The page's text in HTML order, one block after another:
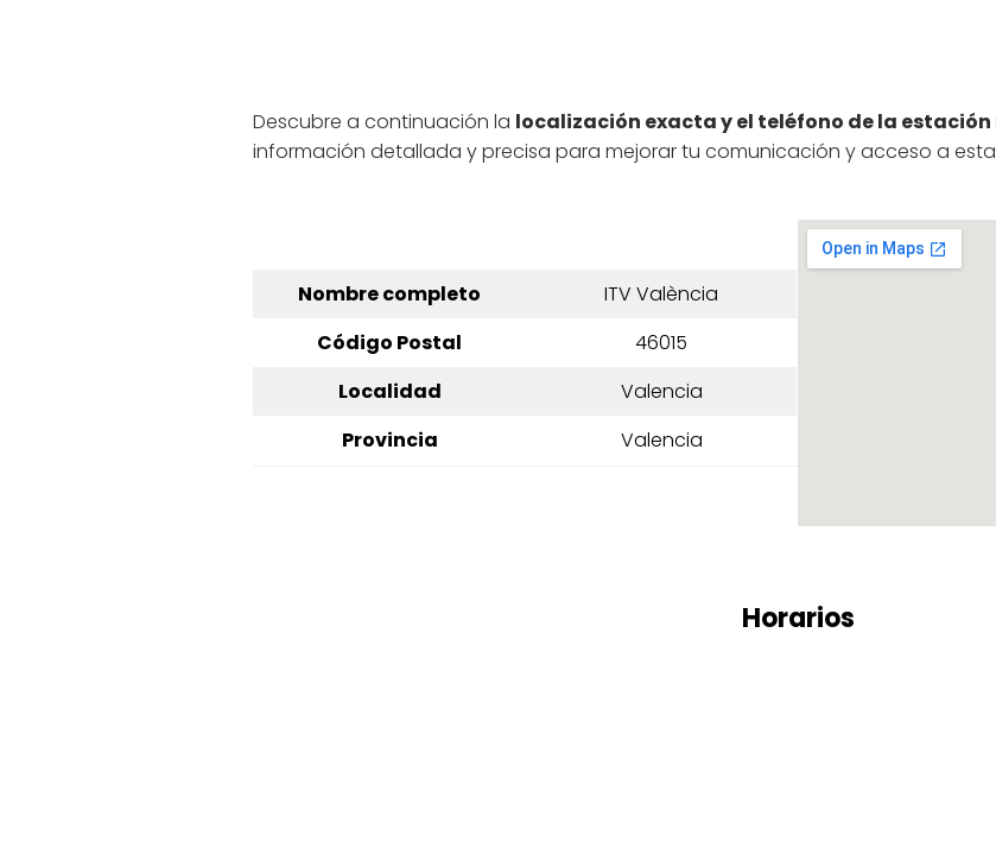
Descubre a continuación la localización exacta y el teléfono de la estación
información detallada y precisa para mejorar tu comunicación y acceso a
Nombre completo
ITV València
Código Postal
46015
Localidad
Valencia
Provincia
Valencia
Horarios